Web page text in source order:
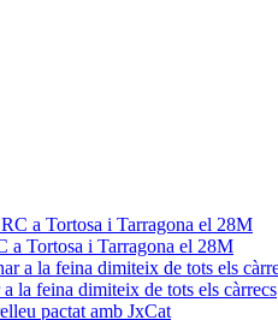
a Tortosa i Tarragona el 28M
la feina dimiteix de tots els càrrecs